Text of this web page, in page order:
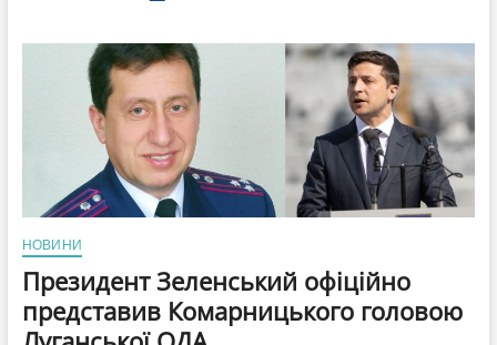
Комарницький
прийняв
участь
в
урочистих
заходах
в
Лисичанську
(Відео)
НОВИНИ
Президент Зеленський офіційно
представив Комарницького головою